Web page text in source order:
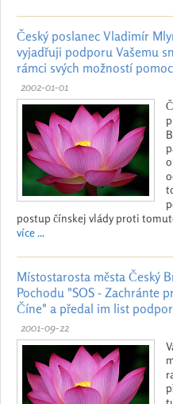
Český poslanec Vladimír
vyjadřuji podporu Vašemu
rámci svých možností
2002-01-01
postup čínskej vlády proti
více ...
Místostarosta města Český
Pochodu "SOS - Zachránte
Číne" a předal im list
2001-09-22